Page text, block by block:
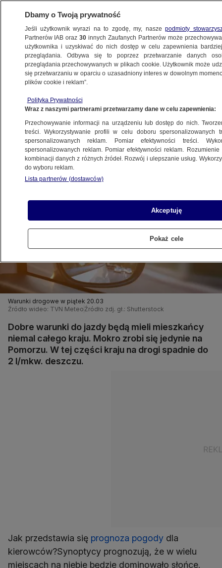
METEO
NAJNOWSZE
spadnie do 2 l/mkw. deszczu
20.03.2015, 06:32
Udostępnij
Warunki drogowe w piątek 20.03
Źródło wideo: TVN Meteo Źródło zdj. gł.: Shutterstock
Dobre warunki do jazdy będą mieli mieszkańcy
niemal całego kraju. Mokro zrobi się jedynie na
Pomorzu. W tej części kraju na drogi spadnie do
2 l/mkw. deszczu.
Jak przedstawia się prognoza pogody dla
kierowców?Synoptycy prognozują, że w wielu
miejscach na niebie będzie dominowało słońce.
Dbamy o Twoją prywatność
Jeśli użytkownik wyrazi na to zgodę, my, naszepodmioty
Partnerów IAB oraz30 innych Zaufanych Partnerów może
użytkownika i uzyskiwać do nich dostęp w celu zapewnienia
przeglądania. Odbywa się to poprzez przetwarzanie danych
przeglądania przechowywanych w plikach cookie. Użytkownik może
się przetwarzaniu w oparciu o uzasadniony interes w dowolnym
plików cookie i reklam”.
Polityka Prywatności
Wraz z naszymi partnerami przetwarzamy dane w celu zapewnienia:
Przechowywanie informacji na urządzeniu lub dostęp do nich.
treści. Wykorzystywanie profili w celu doboru spersonalizowanych
spersonalizowanych reklam. Pomiar efektywności treści.
spersonalizowanych reklam. Pomiar efektywności reklam.
kombinacji danych z różnych źródeł. Rozwój i ulepszanie usług.
do wyboru reklam.
Lista partnerów (dostawców)
Akceptuję
Pokaż cele